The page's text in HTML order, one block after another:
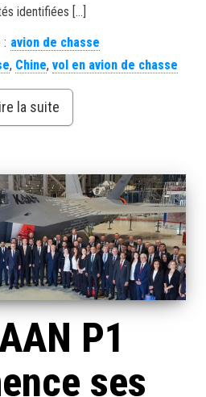
identifiées […]
: avion de chasse
, Chine, vol en avion de chasse
la suite
P1
ses